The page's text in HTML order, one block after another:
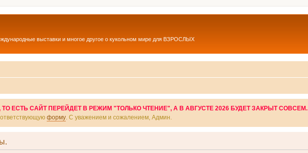
выставки и многое другое о кукольном мире для ВЗРОСЛЫХ
ЕСТЬ САЙТ ПЕРЕЙДЕТ В РЕЖИМ "ТОЛЬКО ЧТЕНИЕ", А В АВГУСТЕ 2026 БУДЕТ ЗАКРЫТ СОВСЕМ.
форму . С уважением и сожалением, Админ.